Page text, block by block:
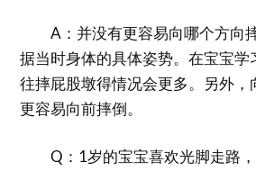
A：并没有更容易向哪个方向
据当时身体的具体姿势。在宝宝学
往摔屁股墩得情况会更多。另外，
更容易向前摔倒。
Q：1岁的宝宝喜欢光脚走路，